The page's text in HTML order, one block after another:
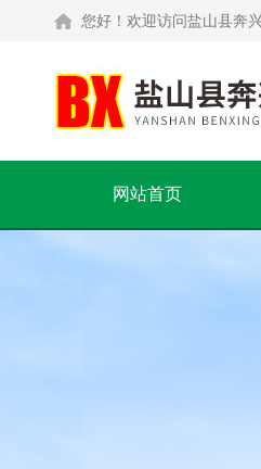
您好！欢迎访问盐山县奔
网站首页